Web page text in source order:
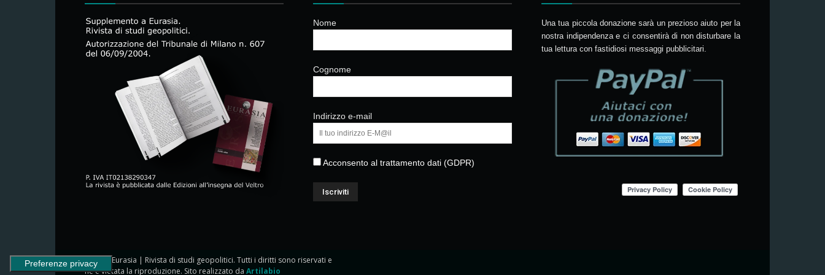
Nome
Cognome
Indirizzo e-mail
Acconsento al trattamento dati (GDPR)
Una tua piccola donazione sarà un prezioso aiuto per la
nostra indipendenza e ci consentirà di non disturbare la
tua lettura con fastidiosi messaggi pubblicitari.
© 2024 Eurasia | Rivista di studi geopolitici. Tutti i diritti sono riservati e
ne è vietata la riproduzione. Sito realizzato da Artilabio